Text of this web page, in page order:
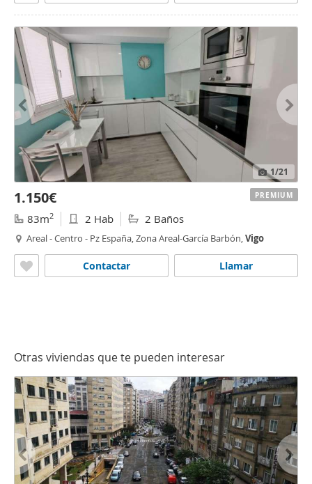
1/21
1.150€
83m2 2 Hab 2 Baños
Areal - Centro - Pz España, Zona Areal-García Barbón,Vigo
Llamar
Contactar
PREMIUM
Otras viviendas que te pueden interesar